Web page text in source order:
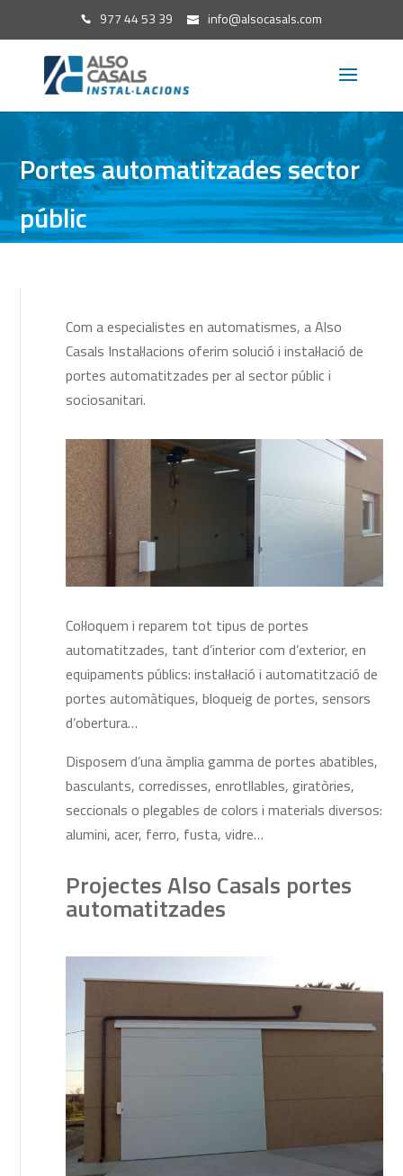
977 44 53 39 info@alsocasals.com
Portes automatitzades sector
públic
Com a especialistes en automatismes, a Also
Casals Instal·lacions oferim solució i instal·lació de
portes automatitzades per al sector públic i
sociosanitari.
Col·loquem i reparem tot tipus de portes
automatitzades, tant d’interior com d’exterior, en
equipaments públics: instal·lació i automatització de
portes automàtiques, bloqueig de portes, sensors
d’obertura…
Disposem d’una àmplia gamma de portes abatibles,
basculants, corredisses, enrotllables, giratòries,
seccionals o plegables de colors i materials diversos:
alumini, acer, ferro, fusta, vidre…
Projectes Also Casals portes
automatitzades